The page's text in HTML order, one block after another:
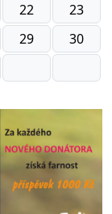
22
23
29
30